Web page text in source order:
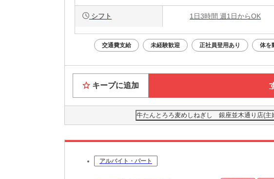
シフト 1日3時間 週1日からOK
交通費支給 未経験歓迎 正社員登用あり 体を
キープに追加
牛たんとろろ麦めしねぎし 銀座並木通り店(主
アルバイト・パート